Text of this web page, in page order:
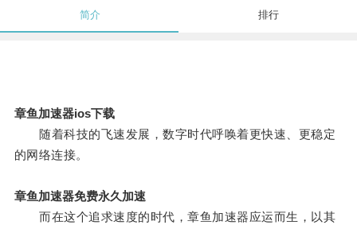
简介 排行
章鱼加速器ios下载
随着科技的飞速发展，数字时代呼唤着更快速、更稳定
的网络连接。
章鱼加速器免费永久加速
而在这个追求速度的时代，章鱼加速器应运而生，以其